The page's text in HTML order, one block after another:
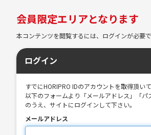
会員限定エリアとなります
本コンテンツを閲覧するには、ログインが必要で
ログイン
すでにHORIPRO IDのアカウントを取得頂い
以下のフォームより「メールアドレス」「パ
のうえ、サイトにログインして下さい。
メールアドレス